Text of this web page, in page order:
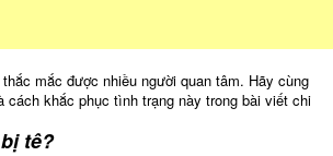
mắc được nhiều người quan tâm. Hãy cùng
cách khắc phục tình trạng này trong bài viết chi
tê?